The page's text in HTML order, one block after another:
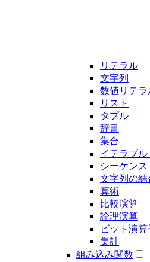
リテラル
文字列
数値リテラ
リスト
タプル
辞書
集合
イテラブル
シーケンス
文字列の結
算術
比較演算
論理演算
ビット演算
集計
組み込み関数